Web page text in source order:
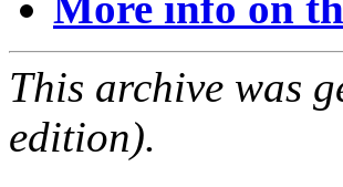
This archive was
edition).